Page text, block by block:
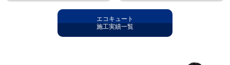
エコキュート
施工実績一覧